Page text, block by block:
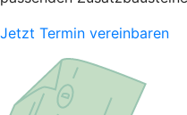
Jetzt Termin vereinbaren